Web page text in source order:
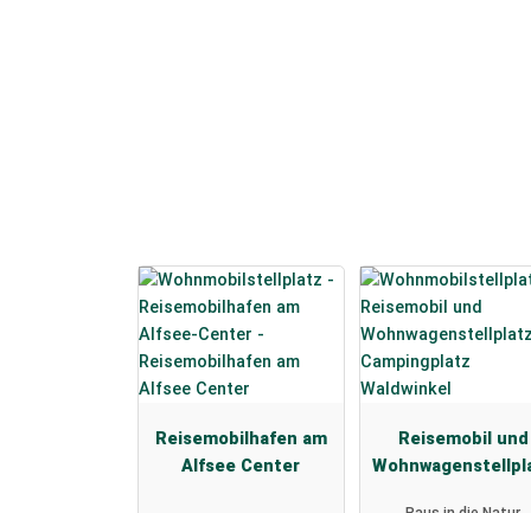
Reisemobilhafen am
Alfsee Center
Reisemobil und